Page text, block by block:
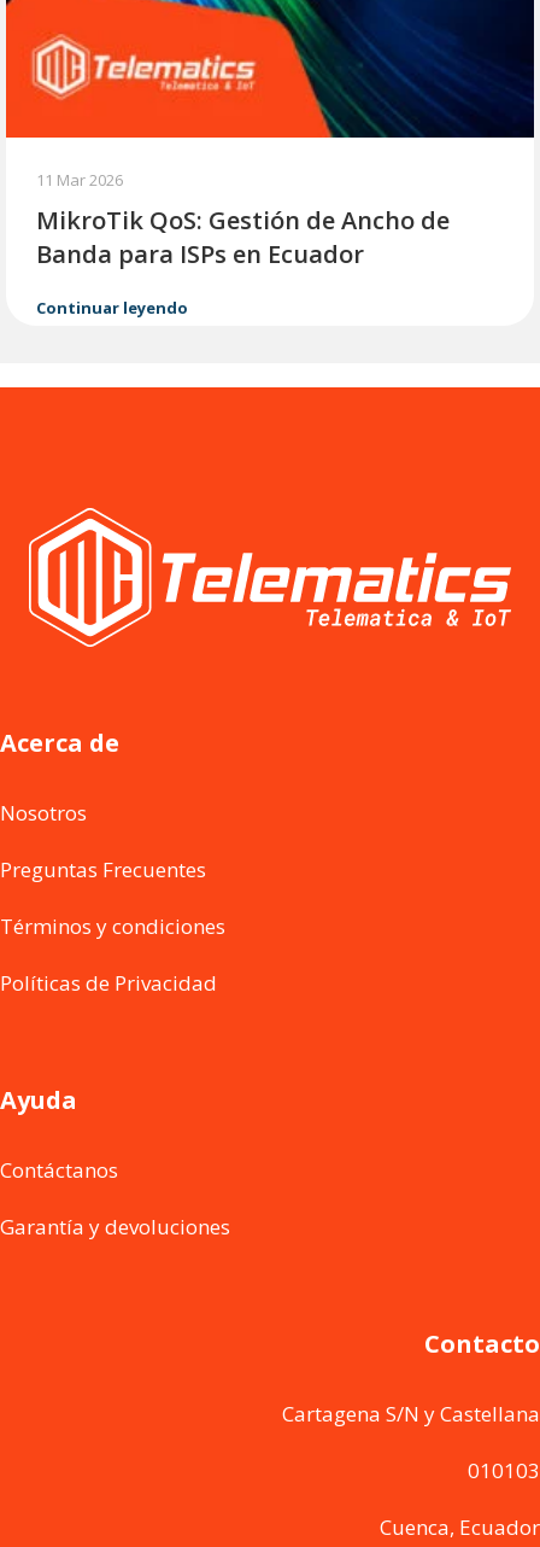
11 Mar 2026
MikroTik QoS: Gestión de Ancho de
Banda para ISPs en Ecuador
Continuar leyendo
Acerca de
Nosotros
Preguntas Frecuentes
Términos y condiciones
Políticas de Privacidad
Ayuda
Contáctanos
Garantía y devoluciones
Contacto
Cartagena S/N y Castellana
010103
Cuenca, Ecuador